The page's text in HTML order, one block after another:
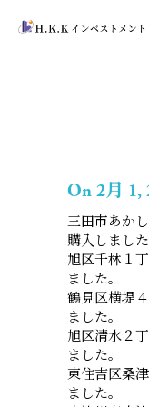
On 2月 1,
三田市あか
購入しました
旭区千林
ました。
鶴見区横堤
ました。
旭区清水
ました。
東住吉区桑
ました。